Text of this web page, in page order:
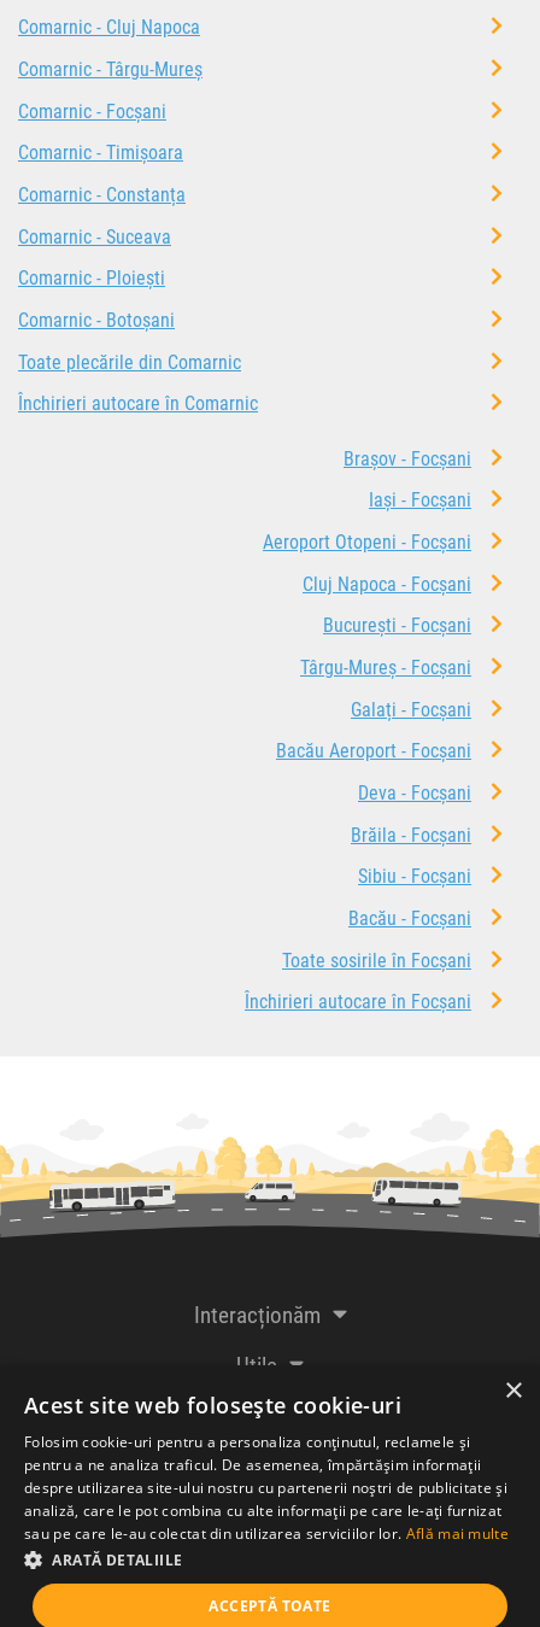
Comarnic - Cluj Napoca
Comarnic - Târgu-Mureș
Comarnic - Focșani
Comarnic - Timișoara
Comarnic - Constanța
Comarnic - Suceava
Comarnic - Ploiești
Comarnic - Botoșani
Toate plecările din Comarnic
Închirieri autocare în Comarnic
Brașov - Focșani
Iași - Focșani
Aeroport Otopeni - Focșani
Cluj Napoca - Focșani
București - Focșani
Târgu-Mureș - Focșani
Galați - Focșani
Bacău Aeroport - Focșani
Deva - Focșani
Brăila - Focșani
Sibiu - Focșani
Bacău - Focșani
Toate sosirile în Focșani
Închirieri autocare în Focșani
Interacționăm
Utile
De la creatorii
Acceptăm plăți cu
×
Acest site web folosește cookie-uri
Folosim cookie-uri pentru a personaliza conținutul, reclamele și
pentru a ne analiza traficul. De asemenea, împărtășim informații
despre utilizarea site-ului nostru cu partenerii noștri de publicitate și
analiză, care le pot combina cu alte informații pe care le-ați furnizat
sau pe care le-au colectat din utilizarea serviciilor lor. Află mai multe
ARATĂ DETALIILE
ACCEPTĂ TOATE